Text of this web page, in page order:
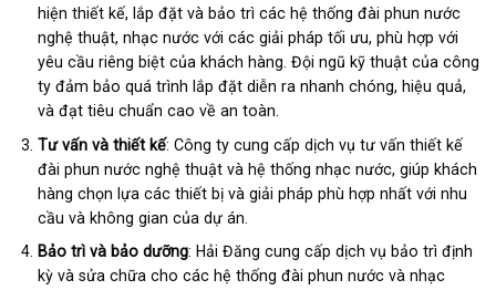
hiện thiết kế, lắp đặt và bảo trì các hệ thống đài phun nước
nghệ thuật, nhạc nước với các giải pháp tối ưu, phù hợp với
yêu cầu riêng biệt của khách hàng. Đội ngũ kỹ thuật của công
ty đảm bảo quá trình lắp đặt diễn ra nhanh chóng, hiệu quả,
và đạt tiêu chuẩn cao về an toàn.
Tư vấn và thiết kế: Công ty cung cấp dịch vụ tư vấn thiết kế
đài phun nước nghệ thuật và hệ thống nhạc nước, giúp khách
hàng chọn lựa các thiết bị và giải pháp phù hợp nhất với nhu
cầu và không gian của dự án.
Bảo trì và bảo dưỡng: Hải Đăng cung cấp dịch vụ bảo trì định
kỳ và sửa chữa cho các hệ thống đài phun nước và nhạc